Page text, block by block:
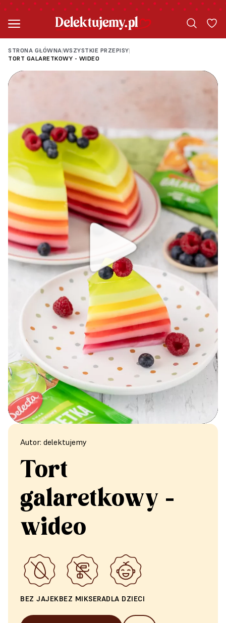
STRONA GŁÓWNA|WSZYSTKIE PRZEPISY|
TORT GALARETKOWY - WIDEO
Loading
Autor: delektujemy
Tort
galaretkowy -
wideo
BEZ JAJEKBEZ MIKSERADLA DZIECI